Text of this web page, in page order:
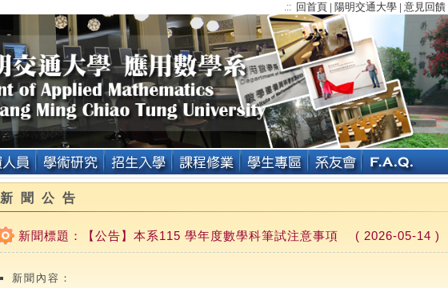
.:: 回首頁 陽明交通大學| 意見回饋|
新聞公告
新聞標題：【公告】本系115 學年度數學科筆試注意事項 ( 2026-05-14 )
新聞內容：